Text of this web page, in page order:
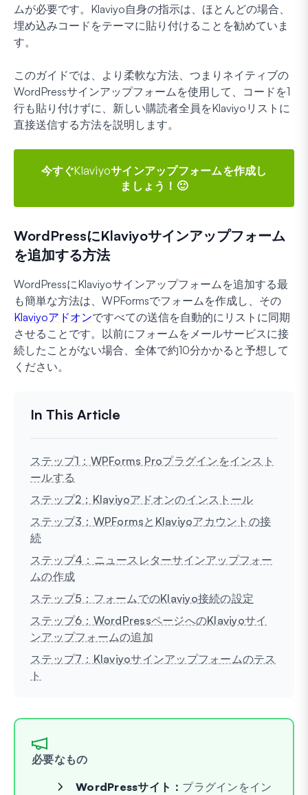
ムが必要です。Klaviyo自身の指示は、ほとんどの場合、
埋め込みコードをテーマに貼り付けることを勧めていま
す。
このガイドでは、より柔軟な方法、つまりネイティブの
WordPressサインアップフォームを使用して、コードを1
行も貼り付けずに、新しい購読者全員をKlaviyoリストに
直接送信する方法を説明します。
今すぐKlaviyoサインアップフォームを作成し
ましょう！🙂
WordPressにKlaviyoサインアップフォーム
を追加する方法
WordPressにKlaviyoサインアップフォームを追加する最
も簡単な方法は、WPFormsでフォームを作成し、その
Klaviyoアドオンですべての送信を自動的にリストに同期
させることです。以前にフォームをメールサービスに接
続したことがない場合、全体で約10分かかると予想して
ください。
ステップ1：WPForms Proプラグインをインスト
ールする
ステップ2：Klaviyoアドオンのインストール
ステップ3：WPFormsとKlaviyoアカウントの接
続
ステップ4：ニュースレターサインアップフォー
ムの作成
ステップ5：フォームでのKlaviyo接続の設定
ステップ6：WordPressページへのKlaviyoサイ
ンアップフォームの追加
ステップ7：Klaviyoサインアップフォームのテス
ト
必要なもの
WordPressサイト： プラグインをイン